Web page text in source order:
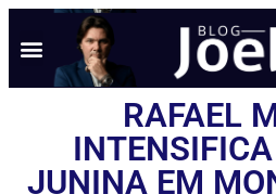
RAFAEL
JUNINA EM